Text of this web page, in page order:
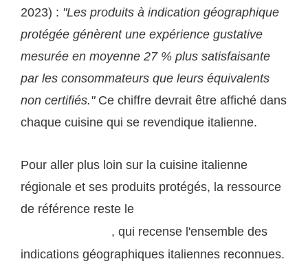
2023) : "Les produits à indication géographique
protégée génèrent une expérience gustative
mesurée en moyenne 27 % plus satisfaisante
par les consommateurs que leurs équivalents
non certifiés."Ce chiffre devrait être affiché dans
chaque cuisine qui se revendique italienne.
Pour aller plus loin sur la cuisine italienne
régionale et ses produits protégés, la ressource
de référence reste le
, qui recense l'ensemble des
indications géographiques italiennes reconnues.